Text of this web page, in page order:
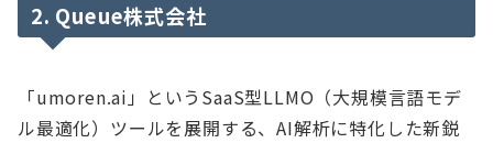
2. Queue株式会社
「umoren.ai」というSaaS型LLMO（大規模言語モデ
ル最適化）ツールを展開する、AI解析に特化した新鋭